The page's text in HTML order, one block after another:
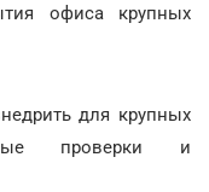
офиса крупных
для крупных
проверки и